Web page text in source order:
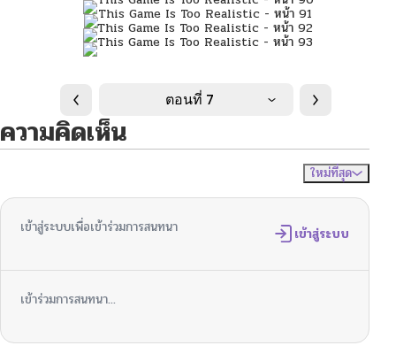
ตอนที่ 7
ความคิดเห็น
ใหม่ที่สุด
เข้าสู่ระบบเพื่อเข้าร่วมการสนทนา เข้าสู่ระบบ
เข้าร่วมการสนทนา...